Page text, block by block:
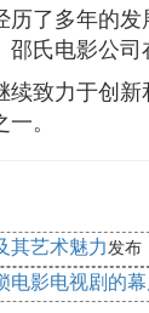
历了多年的
氏电影公
续致力于创
。
其艺术魅力发布
电影电视剧的